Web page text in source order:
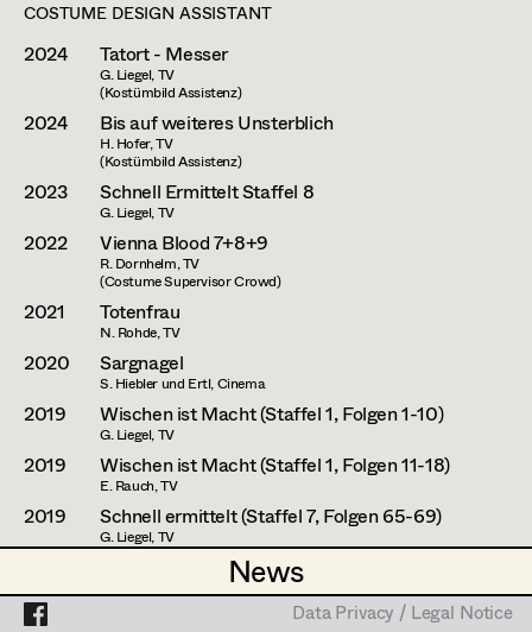
News
News
Retired Members
Honorary Members
In Memoriam
Projects
Data Privacy / Legal Notice
Set Costumer Supervisor
Set Costumer
Assistant Set Costumer
Textile Artist /
Breakdown Artist
Cutter / Tailor
Costume seamstress
Trainee
Barbara Haegele
Elisabeth Heinisch
Mara Helml
Theresa Kopf
Lena List
Helga Lohninger
Natascha Maraval
Elisabeth Nagl
Ines Österreicher
Johanna Pflaum
Julia Ploberger
Lisi Proske-Amsuess
Margit Salzinger
COSTUME DESIGN ASSISTANT
2024 Tatort - Messer
G. Liegel, TV
(Kostümbild Assistenz)
2024 Bis auf weiteres Unsterblich
H. Hofer, TV
(Kostümbild Assistenz)
2023 Schnell Ermittelt Staffel 8
G. Liegel, TV
2022 Vienna Blood 7+8+9
R. Dornhelm, TV
(Costume Supervisor Crowd)
2021 Totenfrau
N. Rohde, TV
2020 Sargnagel
S. Hiebler und Ertl, Cinema
2019 Wischen ist Macht (Staffel 1, Folgen 1-10)
G. Liegel, TV
2019 Wischen ist Macht (Staffel 1, Folgen 11-18)
E. Rauch, TV
2019 Schnell ermittelt (Staffel 7, Folgen 65-69)
G. Liegel, TV
Wischen ist Macht (Pilot)
2018 Universum History - Unser Österreich
Data Privacy / Legal Notice